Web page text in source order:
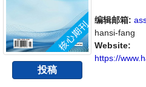
投稿
术，集学术
围内的社会
讨论社会科
流平台。
编辑邮箱:
hansi-fang
Website:
https://